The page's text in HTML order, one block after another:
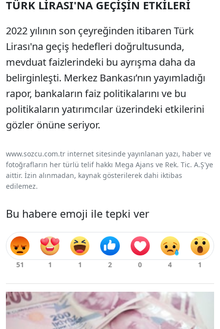
TÜRK LİRASI'NA GEÇİŞİN ETKİLERİ
2022 yılının son çeyreğinden itibaren Türk
Lirası'na geçiş hedefleri doğrultusunda,
mevduat faizlerindeki bu ayrışma daha da
belirginleşti. Merkez Bankası’nın yayımladığı
rapor, bankaların faiz politikalarını ve bu
politikaların yatırımcılar üzerindeki etkilerini
gözler önüne seriyor.
www.sozcu.com.tr internet sitesinde yayınlanan yazı, haber ve
fotoğrafların her türlü telif hakkı Mega Ajans ve Rek. Tic. A.Ş'ye
aittir. İzin alınmadan, kaynak gösterilerek dahi iktibas
edilemez.
Bu habere emoji ile tepki ver